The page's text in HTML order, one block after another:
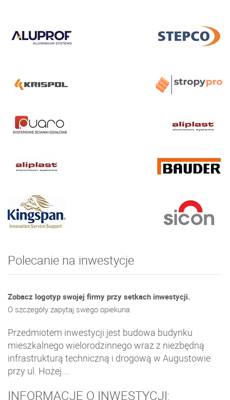
Polecanie na inwestycje
Zobacz logotyp swojej firmy przy setkach inwestycji.
O szczegóły zapytaj swego opiekuna.
Przedmiotem inwestycji jest budowa budynku
mieszkalnego wielorodzinnego wraz z niezbędną
infrastrukturą techniczną i drogową w Augustowie
przy ul. Hożej....
INFORMACJE O INWESTYCJI: